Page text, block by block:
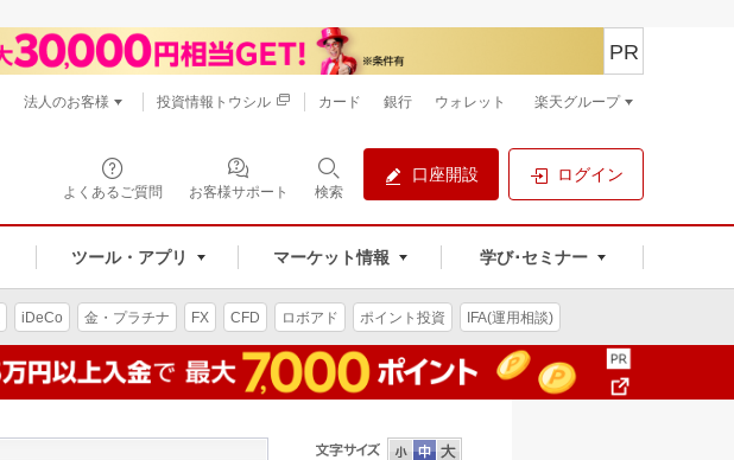
よくあるご質問 お客様サポート 検索
口座開設 ログイン
ツール・アプリ マーケット情報 学び･セミナー
PR
法人のお客様 投資情報トウシル カード 銀行 ウォレット 楽天グループ
iDeCo 金・プラチナ FX CFD ロボアド ポイント投資 IFA(運用相談)